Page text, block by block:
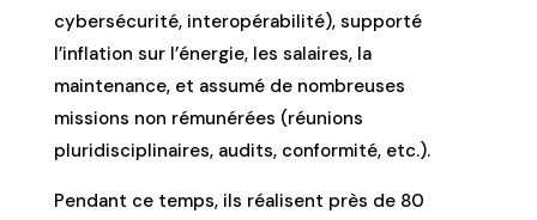
cybersécurité, interopérabilité), supporté
l’inflation sur l’énergie, les salaires, la
maintenance, et assumé de nombreuses
missions non rémunérées (réunions
pluridisciplinaires, audits, conformité, etc.).
Pendant ce temps, ils réalisent près de 80